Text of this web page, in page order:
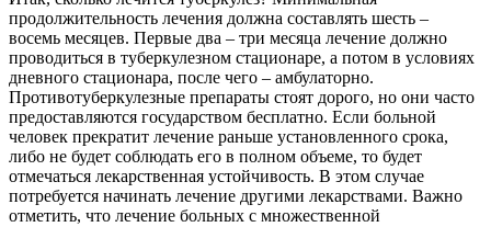
продолжительность лечения должна составлять шесть –
восемь месяцев. Первые два – три месяца лечение должно
проводиться в туберкулезном стационаре, а потом в условиях
дневного стационара, после чего – амбулаторно.
Противотуберкулезные препараты стоят дорого, но они часто
предоставляются государством бесплатно. Если больной
человек прекратит лечение раньше установленного срока,
либо не будет соблюдать его в полном объеме, то будет
отмечаться лекарственная устойчивость. В этом случае
потребуется начинать лечение другими лекарствами. Важно
отметить, что лечение больных с множественной